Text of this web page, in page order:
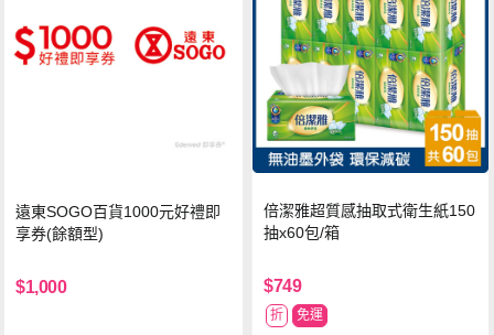
遠東SOGO百貨1000元好禮即
享券(餘額型)
$1,000
倍潔雅超質感抽取式衛生紙150
抽x60包/箱
$749
折 免運